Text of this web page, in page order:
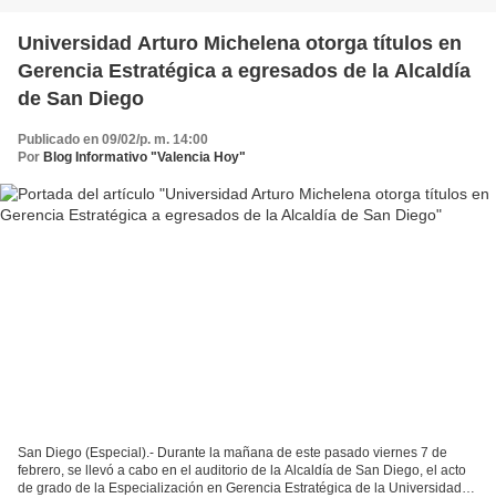
Universidad Arturo Michelena otorga títulos en
Gerencia Estratégica a egresados de la Alcaldía
de San Diego
Publicado en 09/02/p. m. 14:00
Por Blog Informativo "Valencia Hoy"
San Diego (Especial).- Durante la mañana de este pasado viernes 7 de
febrero, se llevó a cabo en el auditorio de la Alcaldía de San Diego, el acto
de grado de la Especialización en Gerencia Estratégica de la Universidad